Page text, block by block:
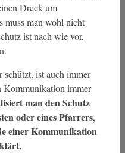
Dreck um
muss man wohl nicht
ist nach wie vor,
schützt, ist auch immer
Kommunikation immer
man den Schutz
oder eines Pfarrers,
einer Kommunikation